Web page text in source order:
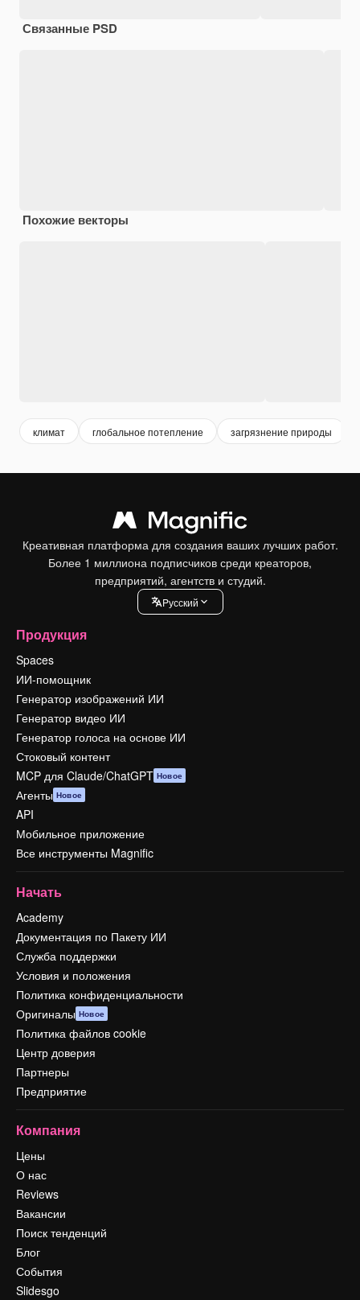
Связанные PSD
Похожие векторы
климат глобальное потепление загрязнение природы
Креативная платформа для создания ваших лучших работ.
Более 1 миллиона подписчиков среди креаторов,
предприятий, агентств и студий.
Pусский
Продукция
Spaces
ИИ-помощник
Генератор изображений ИИ
Генератор видео ИИ
Генератор голоса на основе ИИ
Стоковый контент
MCP для Claude/ChatGPT Новое
Агенты Новое
API
Мобильное приложение
Все инструменты Magnific
Начать
Academy
Документация по Пакету ИИ
Служба поддержки
Условия и положения
Политика конфиденциальности
Оригиналы Новое
Политика файлов cookie
Центр доверия
Партнеры
Предприятие
Компания
Цены
О нас
Reviews
Вакансии
Поиск тенденций
Блог
События
Slidesgo